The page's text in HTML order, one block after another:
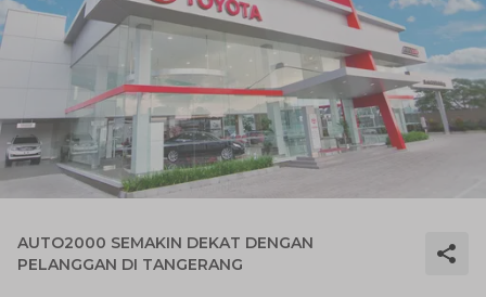
AUTO2000 SEMAKIN DEKAT DENGAN
PELANGGAN DI TANGERANG